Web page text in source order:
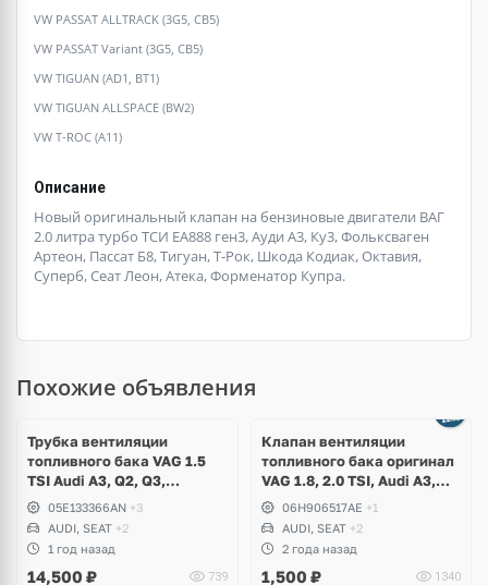
VW PASSAT ALLTRACK (3G5, CB5)
VW PASSAT Variant (3G5, CB5)
VW TIGUAN (AD1, BT1)
VW TIGUAN ALLSPACE (BW2)
VW T-ROC (A11)
Описание
Новый оригинальный клапан на бензиновые двигатели ВАГ
2.0 литра турбо ТСИ ЕА888 ген3, Ауди А3, Ку3, Фольксваген
Артеон, Пассат Б8, Тигуан, Т-Рок, Шкода Кодиак, Октавия,
Суперб, Сеат Леон, Атека, Форменатор Купра.
Похожие объявления
Трубка вентиляции
топливного бака VAG 1.5
TSI Audi A3, Q2, Q3,
Volkswagen Golf 7, 8,
Passat B8, T-Roc, Skoda
Octavia, Kodiaq, Karoq,
Superb, Seat Leon, Ateca
05E133366AN +3
AUDI, SEAT +2
1 год назад
14,500 ₽ 739
Клапан вентиляции
топливного бака оригинал
VAG 1.8, 2.0 TSI, Audi A3,
S3, TT, TTS, Q2, Q3,
Volkswagen Arteon, Golf 7.5
R, GTI, Tiguan, Passat, T-
Roc, Skoda Octavia A7,
Superb, Seat Leon
06H906517AE +1
AUDI, SEAT +2
2 года назад
1,500 ₽ 1340